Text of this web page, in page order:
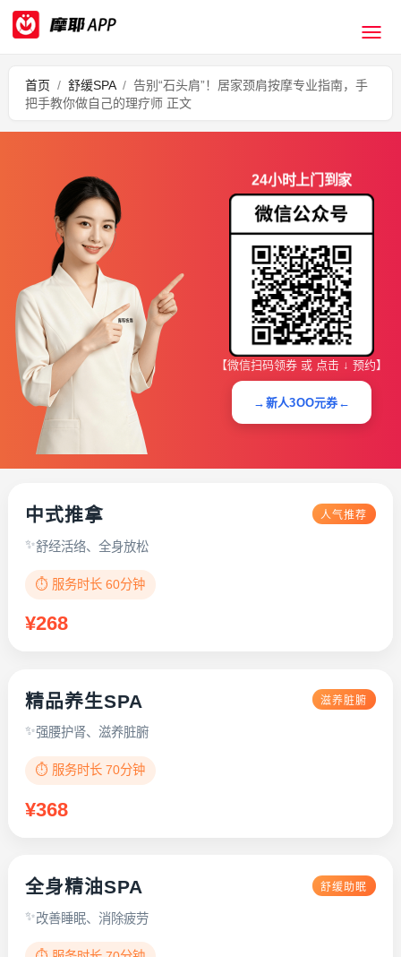
首页 / 舒缓SPA / 告别“石头肩”！居家颈肩按摩专业指南，手
把手教你做自己的理疗师 正文
24小时上门到家
【微信扫码领券 或 点击 ↓ 预约】
→新人3OO元券←
中式推拿 人气推荐
舒经活络、全身放松
⏱️ 服务时长 60分钟
¥268
精品养生SPA 滋养脏腑
强腰护肾、滋养脏腑
⏱️ 服务时长 70分钟
¥368
全身精油SPA 舒缓助眠
改善睡眠、消除疲劳